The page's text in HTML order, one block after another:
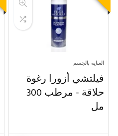
العناية بالجسم
فيلتشي أزورا رغوة
حلاقة - مرطب 300
مل